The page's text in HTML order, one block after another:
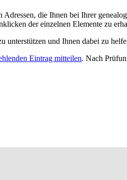
die Ihnen bei Ihrer
der einzelnen Elemente zu
und Ihnen dabei zu
Eintrag mitteilen. Nach